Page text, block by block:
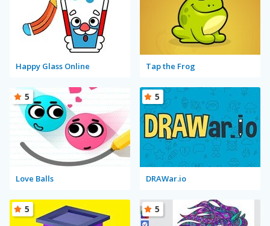
Happy Glass Online Tap the Frog
Love Balls
5
DRAWar.io
5
5 5